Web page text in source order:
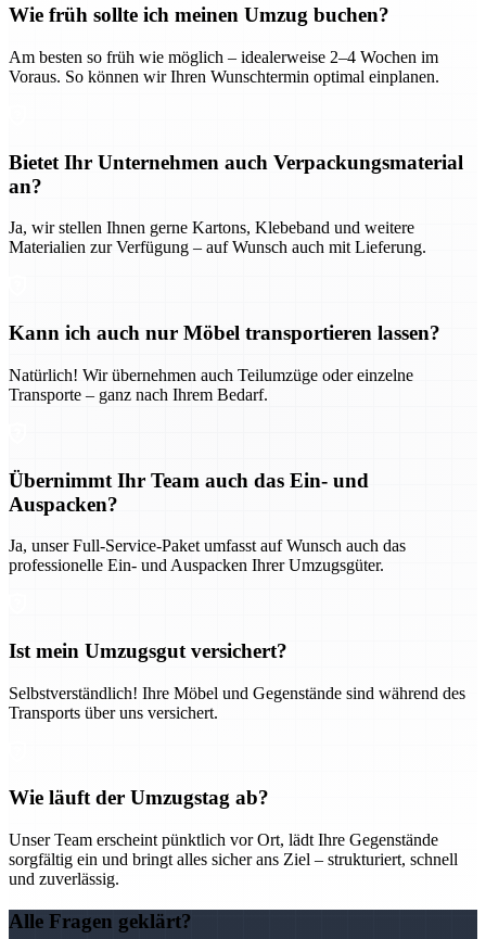
Wie früh sollte ich meinen Umzug buchen?
Am besten so früh wie möglich – idealerweise 2–4 Wochen im
Voraus. So können wir Ihren Wunschtermin optimal einplanen.
Bietet Ihr Unternehmen auch Verpackungsmaterial
an?
Ja, wir stellen Ihnen gerne Kartons, Klebeband und weitere
Materialien zur Verfügung – auf Wunsch auch mit Lieferung.
Kann ich auch nur Möbel transportieren lassen?
Natürlich! Wir übernehmen auch Teilumzüge oder einzelne
Transporte – ganz nach Ihrem Bedarf.
Übernimmt Ihr Team auch das Ein- und
Auspacken?
Ja, unser Full-Service-Paket umfasst auf Wunsch auch das
professionelle Ein- und Auspacken Ihrer Umzugsgüter.
Ist mein Umzugsgut versichert?
Selbstverständlich! Ihre Möbel und Gegenstände sind während des
Transports über uns versichert.
Wie läuft der Umzugstag ab?
Unser Team erscheint pünktlich vor Ort, lädt Ihre Gegenstände
sorgfältig ein und bringt alles sicher ans Ziel – strukturiert, schnell
und zuverlässig.
Alle Fragen geklärt?